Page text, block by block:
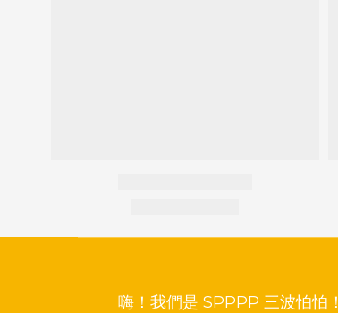
嗨！我們是 SPPPP 三波怕怕！